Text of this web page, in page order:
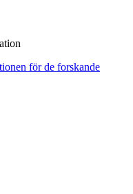
för de forskande